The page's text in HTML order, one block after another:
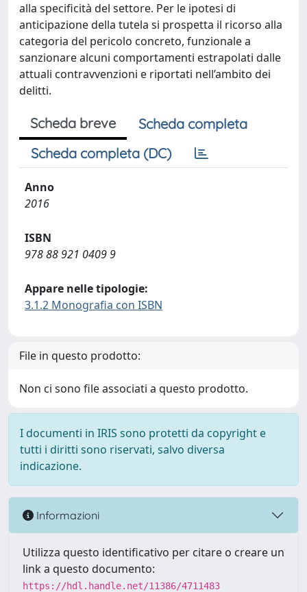
alla specificità del settore. Per le ipotesi di
anticipazione della tutela si prospetta il ricorso alla
categoria del pericolo concreto, funzionale a
sanzionare alcuni comportamenti estrapolati dalle
attuali contravvenzioni e riportati nell’ambito dei
delitti.
Scheda breve
Scheda completa
Scheda completa (DC)
Anno
2016
ISBN
978 88 921 0409 9
Appare nelle tipologie:
3.1.2 Monografia con ISBN
File in questo prodotto:
Non ci sono file associati a questo prodotto.
I documenti in IRIS sono protetti da copyright e
tutti i diritti sono riservati, salvo diversa
indicazione.
Informazioni
Utilizza questo identificativo per citare o creare un
link a questo documento:
https://hdl.handle.net/11386/4711483